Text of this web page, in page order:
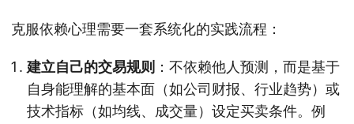
克服依赖心理需要一套系统化的实践流程：
建立自己的交易规则 ：不依赖他人预测，而是基于
自身能理解的基本面（如公司财报、行业趋势）或
技术指标（如均线、成交量）设定买卖条件。例